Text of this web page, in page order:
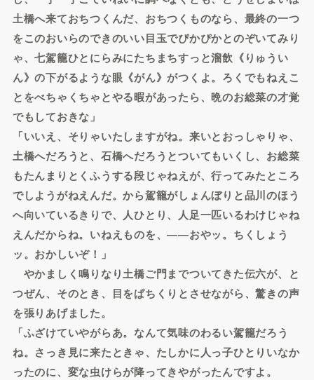
土橋へ来ておちつくんだ、おちつくものなら、最終の一つ
をこのおいらのできのいい目玉でぴかぴかとのぞいてみり
ゃ、七駕籠ひとにらみにたちまちすっと溜飲《りゅうい
ん》の下がるような眼《がん》がつくよ。ろくでもねえこ
とをべちゃくちゃとやる暇があったら、晩のお総菜の才覚
でもしておきな」
「いいえ、そりゃいたしますがね。来いとおっしゃりゃ、
土橋へだろうと、石橋へだろうとついてもいくし、お総菜
もたんまりとくふうする段じゃねえが、行ってみたところ
でしようがねえんだ。から駕籠がしょんぼりと品川のほう
へ向いているきりで、人ひとり、人足一匹いるわけじゃね
えんだからね。いねえものを、――おやッ。ちくしょう
ッ。おかしいぞ！」
やかましく鳴りなり土橋ご門までついてきた伝六が、と
つぜん、そのとき、目をぱちくりとさせながら、驚きの声
を張りあげました。
「ふざけていやがらあ。なんて気味のわるい駕籠だろう
ね。さっき見に来たときゃ、たしかに人っ子ひとりいなか
ったのに、変な虫けらが降ってきやがったんですよ。